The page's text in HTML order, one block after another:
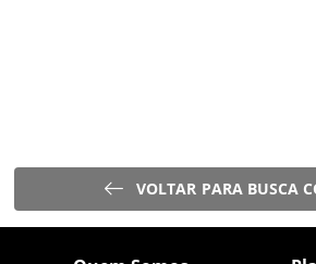
VOLTAR PARA BUSCA